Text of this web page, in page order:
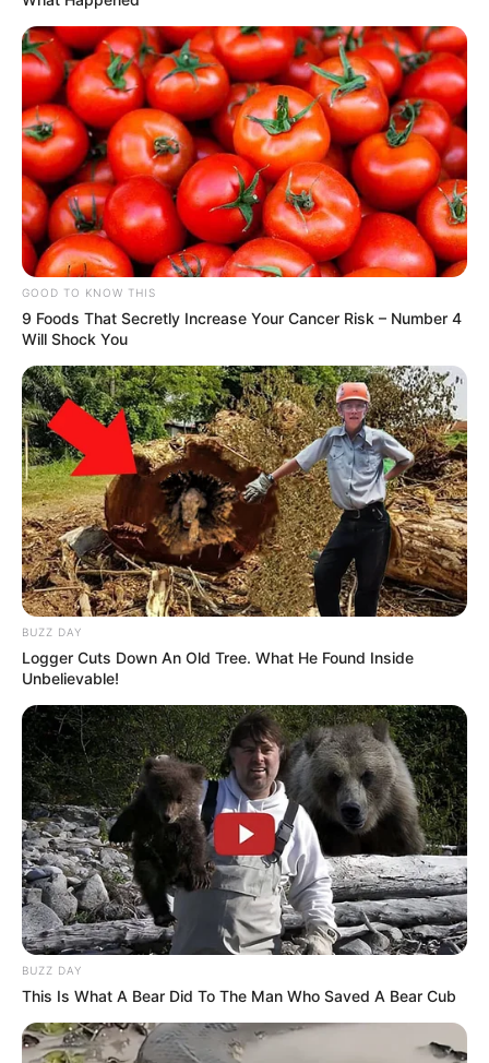
GOOD TO KNOW THIS
9 Foods That Secretly Increase Your Cancer Risk – Number 4
Will Shock You
BUZZ DAY
Logger Cuts Down An Old Tree. What He Found Inside
Unbelievable!
BUZZ DAY
This Is What A Bear Did To The Man Who Saved A Bear Cub